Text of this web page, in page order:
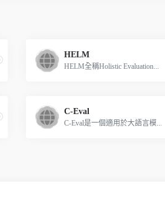
HELM
HELM全稱Holistic Evaluation...
C-Eval
C-Eval是一個適用於大語言模...